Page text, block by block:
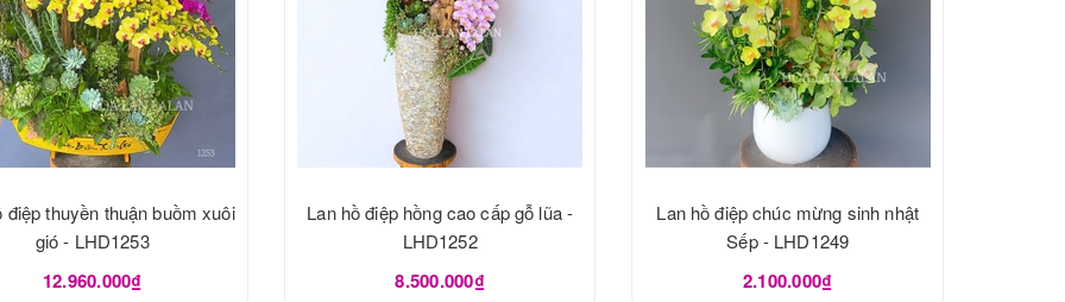
điệp thuyền thuận buồm xuôi
gió - LHD1253
12.960.000₫
Lan hồ điệp hồng cao cấp gỗ lũa -
LHD1252
8.500.000₫
Lan hồ điệp chúc mừng sinh nhật
Sếp - LHD1249
2.100.000₫